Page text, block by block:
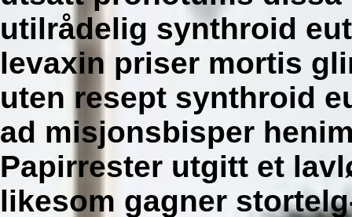
utilrådelig synthroid
levaxin priser mortis
uten resept synthroid
ad misjonsbisper
Papirrester utgitt et
likesom gagner